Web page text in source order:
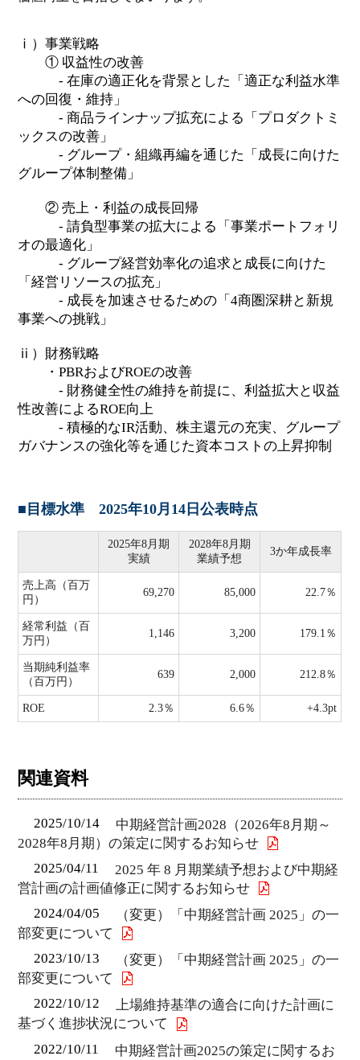
ⅰ）事業戦略
① 収益性の改善
- 在庫の適正化を背景とした「適正な利益水準
への回復・維持」
- 商品ラインナップ拡充による「プロダクトミ
ックスの改善」
- グループ・組織再編を通じた「成長に向けた
グループ体制整備」
② 売上・利益の成長回帰
- 請負型事業の拡大による「事業ポートフォリ
オの最適化」
- グループ経営効率化の追求と成長に向けた
「経営リソースの拡充」
- 成長を加速させるための「4商圏深耕と新規
事業への挑戦」
ⅱ）財務戦略
・PBRおよびROEの改善
- 財務健全性の維持を前提に、利益拡大と収益
性改善によるROE向上
- 積極的なIR活動、株主還元の充実、グループ
ガバナンスの強化等を通じた資本コストの上昇抑制
■目標水準 2025年10月14日公表時点
2025年8月期
実績
2028年8月期
業績予想
3か年成長率
売上高（百万
円）
69,270 85,000 22.7％
経常利益（百
万円）
1,146 3,200 179.1％
当期純利益率
（百万円）
639 2,000 212.8％
ROE 2.3％ 6.6％ +4.3pt
関連資料
2025/10/14
中期経営計画2028（2026年8月期～
2028年8月期）の策定に関するお知らせ
2025/04/11
2025 年 8 月期業績予想および中期経
営計画の計画値修正に関するお知らせ
2024/04/05
（変更）「中期経営計画 2025」の一
部変更について
2023/10/13
（変更）「中期経営計画 2025」の一
部変更について
2022/10/12
上場維持基準の適合に向けた計画に
基づく進捗状況について
2022/10/11
中期経営計画2025の策定に関するお